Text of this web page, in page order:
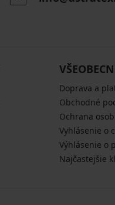
Doprava a
Obchodné
Ochrana
Vyhlásenie o
Výhlásenie o
Najčastejšie